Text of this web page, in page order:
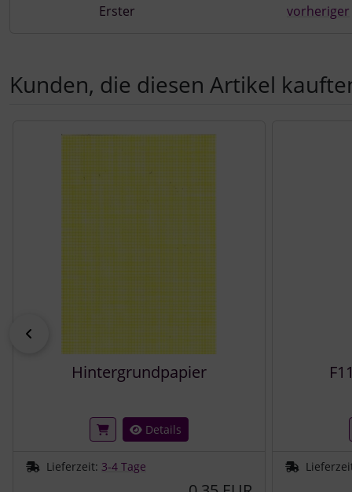
Erster vorheriger
Kunden, die diesen Artikel
Hintergrundpapier
Details
Lieferzeit: 3-4 Tage